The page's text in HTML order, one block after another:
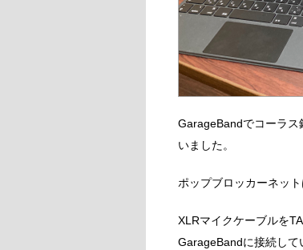
GarageBandでコーラス
いました。
ポップブロッカーネッ
XLRマイクケーブルを
GarageBandに接続して